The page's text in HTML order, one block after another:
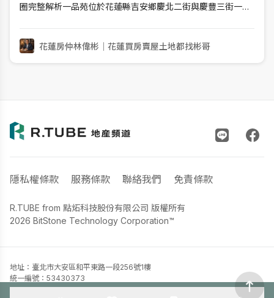
圈完整解析一品苑位於花蓮縣吉安鄉慶北二街與慶豐三街一
預售期交易，歷史平均單價約23.87萬元，區間約21.18至26.08
花蓮房仲林偉彬｜花蓮買房賣屋土地都找彬哥
R.TUBE from 點炻科技股份有限公司 版權所有
2026 BitStone Technology Corporation™
隱私權條款 服務條款 聯絡我們 免責條款
地址：臺北市大安區和平東路一段256號1樓
統一編號：53430373
聯絡電話：02-33652335